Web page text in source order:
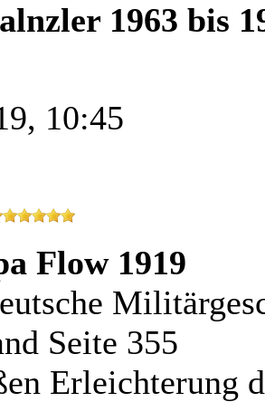
1963 bis
10:45
Flow 1919
Seite 355
Erleichterung